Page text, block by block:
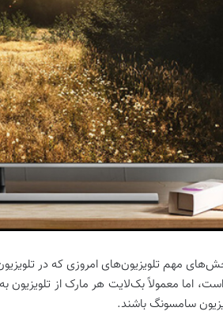
مهم تلویزیون‌های امروزی که در
اما معمولاً بک‌لایت هر مارک از
سامسونگ باشند.